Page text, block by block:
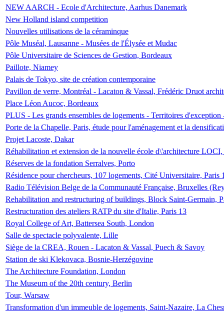
NEW AARCH - Ecole d'Architecture, Aarhus Danemark
New Holland island competition
Nouvelles utilisations de la céraminque
Pôle Muséal, Lausanne - Musées de l'Élysée et Mudac
Pôle Universitaire de Sciences de Gestion, Bordeaux
Paillote, Niamey
Palais de Tokyo, site de création contemporaine
Pavillon de verre, Montréal - Lacaton & Vassal, Frédéric Druot
Place Léon Aucoc, Bordeaux
PLUS - Les grands ensembles de logements - Territoires
Porte de la Chapelle, Paris, étude pour l'aménagement et la
Projet Lacoste, Dakar
Réhabilitation et extension de la nouvelle école d\'architecture
Réserves de la fondation Serralves, Porto
Résidence pour chercheurs, 107 logements, Cité Universitaire, Paris
Radio Télévision Belge de la Communauté Française, Bruxelles
Rehabilitation and restructuring of buildings, Block Saint-Germain,
Restructuration des ateliers RATP du site d'Italie, Paris 13
Royal College of Art, Battersea South, London
Salle de spectacle polyvalente, Lille
Siège de la CREA, Rouen - Lacaton & Vassal, Puech & Savoy
Station de ski Klekovaca, Bosnie-Herzégovine
The Architecture Foundation, London
The Museum of the 20th century, Berlin
Tour, Warsaw
Transformation d'un immeuble de logements, Saint-Nazaire, La